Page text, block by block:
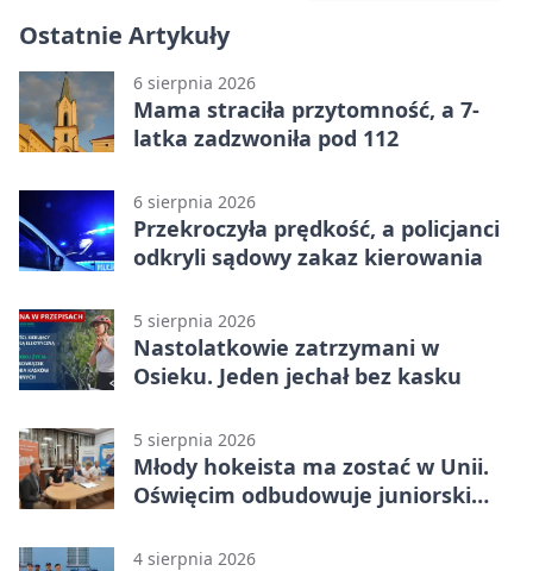
Ostatnie Artykuły
6 sierpnia 2026
Mama straciła przytomność, a 7-
latka zadzwoniła pod 112
6 sierpnia 2026
Przekroczyła prędkość, a policjanci
odkryli sądowy zakaz kierowania
5 sierpnia 2026
Nastolatkowie zatrzymani w
Osieku. Jeden jechał bez kasku
5 sierpnia 2026
Młody hokeista ma zostać w Unii.
Oświęcim odbudowuje juniorski
4 sierpnia 2026